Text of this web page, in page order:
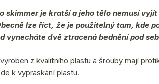
skimmer je kratší a jeho tělo nemusí
lze říct, že je použitelný tam, kde
vynecháte dvě ztracená bednění pod
z kvalitního plastu a šrouby mají
k vypraskání plastu.